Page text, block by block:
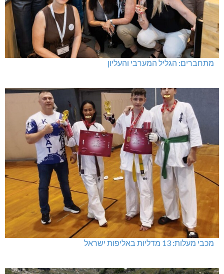
מתחברים: הגליל המערבי והעליון
מכבי מעלות: 13 מדליות באליפות ישראל